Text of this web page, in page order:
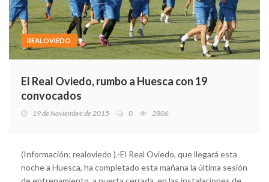
REALOVIEDO
El Real Oviedo, rumbo a Huesca con 19
convocados
19 de Noviembre de 2015 0 2806
(Información: realoviedo ).-El Real Oviedo, que llegará esta
noche a Huesca, ha completado esta mañana la última sesión